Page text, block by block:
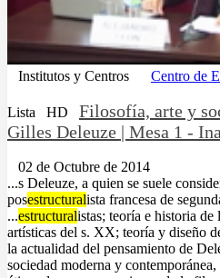
Institutos y Centros Centro de
Lista HD
Filosofía, arte y
Gilles Deleuze | Mesa 1 -
02 de Octubre de 2014
...s Deleuze, a quien se suele
posestructuralista francesa de
...estructuralistas; teoría e historia
artísticas del s. XX; teoría y diseño
la actualidad del pensamiento de
sociedad moderna y